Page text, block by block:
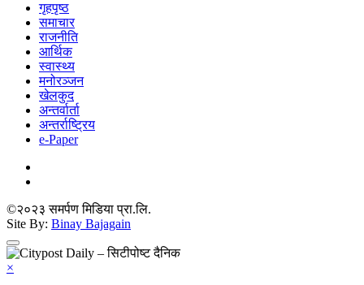
गृहपृष्ठ
समाचार
राजनीति
आर्थिक
स्वास्थ्य
मनोरञ्जन
खेलकुद
अन्तर्वार्ता
अन्तर्राष्ट्रिय
e-Paper
©२०२३ समर्पण मिडिया प्रा.लि.
Site By: Binay Bajagain
×